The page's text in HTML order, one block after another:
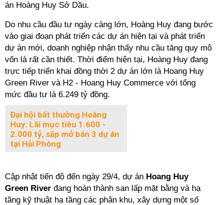
án Hoàng Huy Sở Dầu.
Do nhu cầu đầu tư ngày càng lớn, Hoàng Huy đang bước
vào giai đoạn phát triển các dự án hiện tại và phát triển
dự án mới, doanh nghiệp nhận thấy nhu cầu tăng quy mô
vốn là rất cần thiết. Thời điểm hiện tại, Hoàng Huy đang
trực tiếp triển khai đồng thời 2 dự án lớn là Hoang Huy
Green River và H2 - Hoang Huy Commerce với tổng
mức đầu tư là 6.249 tỷ đồng.
Đại hội bất thường Hoàng
Huy: Lãi mục tiêu 1.600 -
2.000 tỷ, sắp mở bán 3 dự án
tại Hải Phòng
Cập nhật tiến độ đến ngày 29/4, dự án Hoang Huy
Green River đang hoàn thành san lấp mặt bằng và hạ
tầng kỹ thuật hạ tầng các phân khu, xây dựng một số